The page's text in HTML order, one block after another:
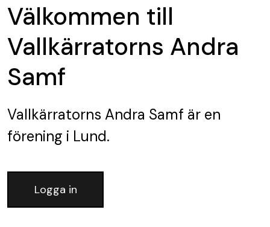
Välkommen till
Vallkärratorns Andra
Samf
Vallkärratorns Andra Samf är en
förening i Lund.
Logga in